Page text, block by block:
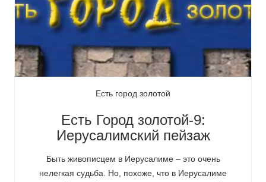
Есть город золотой
Есть Город золотой-9:
Иерусалимский пейзаж
Быть живописцем в Иерусалиме – это очень
нелегкая судьба. Но, похоже, что в Иерусалиме